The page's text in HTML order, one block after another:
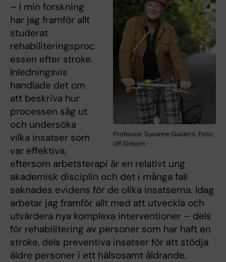
Professor Susanne Guidetti. Foto:
Ulf Sirborn
– I min forskning
har jag framför allt
studerat
rehabiliteringsproc
essen efter stroke.
Inledningsvis
handlade det om
att beskriva hur
processen såg ut
och undersöka
vilka insatser som
var effektiva,
eftersom arbetsterapi är en relativt ung
akademisk disciplin och det i många fall
saknades evidens för de olika insatserna. Idag
arbetar jag framför allt med att utveckla och
utvärdera nya komplexa interventioner – dels
för rehabilitering av personer som har haft en
stroke, dels preventiva insatser för att stödja
äldre personer i ett hälsosamt åldrande.